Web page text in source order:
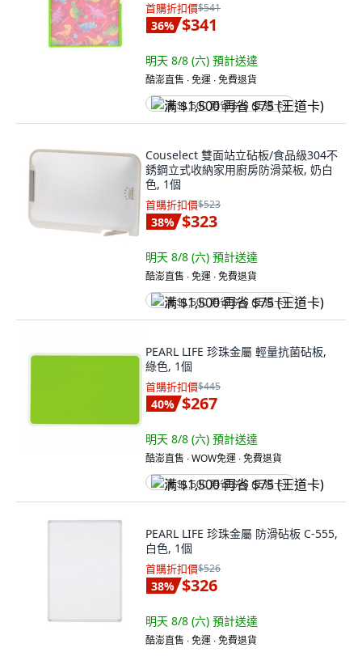
首購折扣價$541
36% $341
明天 8/8 (六) 預計送達
酷澎直售 ∙ 免運 ∙ 免費退貨
满 $1,500 再省 $75 (王道卡)
Couselect 雙面站立砧板/食品級304不
銹鋼立式收納家用廚房防滑菜板, 奶白
色, 1個
首購折扣價$523
38% $323
明天 8/8 (六) 預計送達
酷澎直售 ∙ 免運 ∙ 免費退貨
满 $1,500 再省 $75 (王道卡)
PEARL LIFE 珍珠金屬 輕量抗菌砧板,
綠色, 1個
首購折扣價$445
40% $267
明天 8/8 (六) 預計送達
酷澎直售 ∙ WOW免運 ∙ 免費退貨
满 $1,500 再省 $75 (王道卡)
PEARL LIFE 珍珠金屬 防滑砧板 C-555,
白色, 1個
首購折扣價$526
38% $326
明天 8/8 (六) 預計送達
酷澎直售 ∙ 免運 ∙ 免費退貨